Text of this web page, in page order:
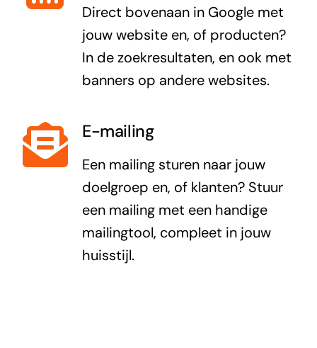
Direct bovenaan in Google met
jouw website en, of producten?
In de zoekresultaten, en ook met
banners op andere websites.
E-mailing
Een mailing sturen naar jouw
doelgroep en, of klanten? Stuur
een mailing met een handige
mailingtool, compleet in jouw
huisstijl.